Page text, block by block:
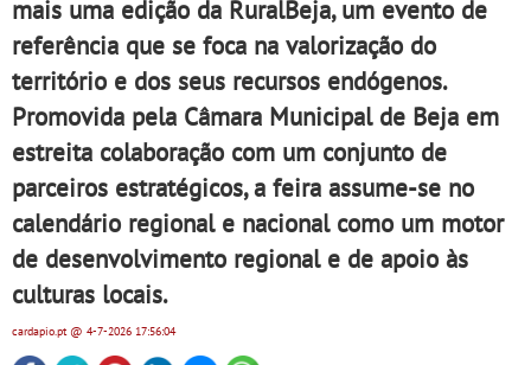
mais uma edição da RuralBeja, um evento de
referência que se foca na valorização do
território e dos seus recursos endógenos.
Promovida pela Câmara Municipal de Beja em
estreita colaboração com um conjunto de
parceiros estratégicos, a feira assume-se no
calendário regional e nacional como um motor
de desenvolvimento regional e de apoio às
culturas locais.
cardapio.pt@ 4-7-2026 17:56:04